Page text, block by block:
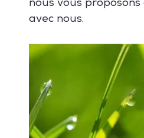
nous vous
avec nous.